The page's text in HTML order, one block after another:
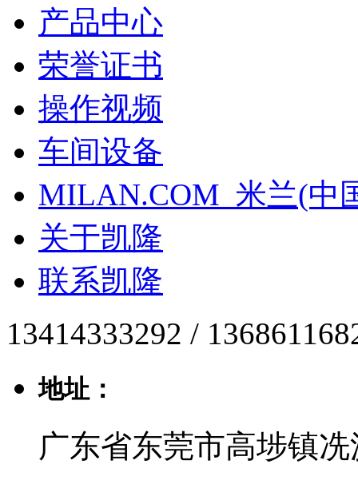
产品中心
荣誉证书
操作视频
车间设备
MILAN.COM_米兰(中
关于凯隆
联系凯隆
13414333292 /
地址：
广东省东莞市高埗镇